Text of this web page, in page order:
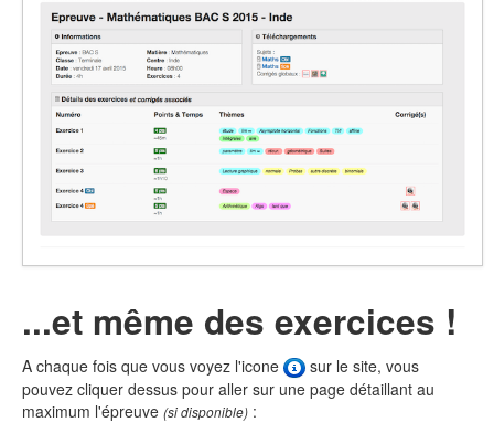
...et même des exercices !
A chaque fois que vous voyez l'icone
sur le site, vous
pouvez cliquer dessus pour aller sur une page détaillant au
maximum l'épreuve (si disponible) :